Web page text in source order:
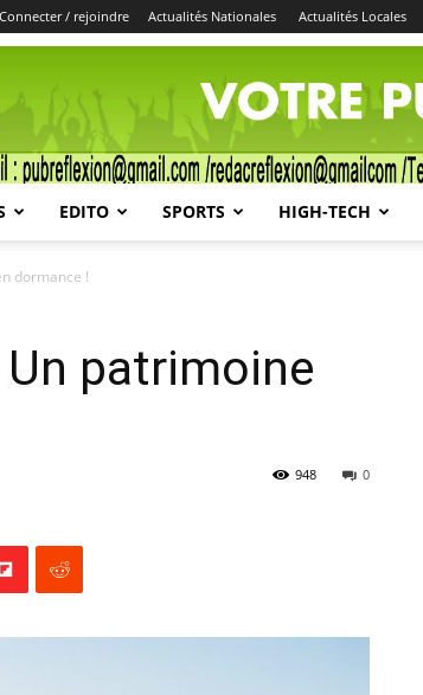
Connecter / rejoindre Actualités Nationales Actualités Locales
EDITO SPORTS HIGH-TECH
dormance !
patrimoine
0
948